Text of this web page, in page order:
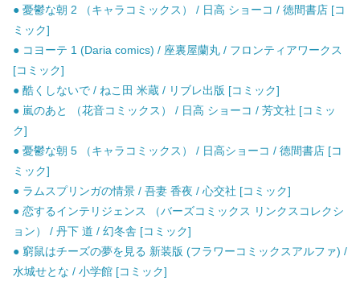
● 憂鬱な朝 2 （キャラコミックス） / 日高 ショーコ / 徳間書店 [コ
ミック]
● コヨーテ 1 (Daria comics) / 座裏屋蘭丸 / フロンティアワークス
[コミック]
● 酷くしないで / ねこ田 米蔵 / リブレ出版 [コミック]
● 嵐のあと （花音コミックス） / 日高 ショーコ / 芳文社 [コミッ
ク]
● 憂鬱な朝 5 （キャラコミックス） / 日高ショーコ / 徳間書店 [コ
ミック]
● ラムスプリンガの情景 / 吾妻 香夜 / 心交社 [コミック]
● 恋するインテリジェンス （バーズコミックス リンクスコレクシ
ョン） / 丹下 道 / 幻冬舎 [コミック]
● 窮鼠はチーズの夢を見る 新装版 (フラワーコミックスアルファ) /
水城せとな / 小学館 [コミック]